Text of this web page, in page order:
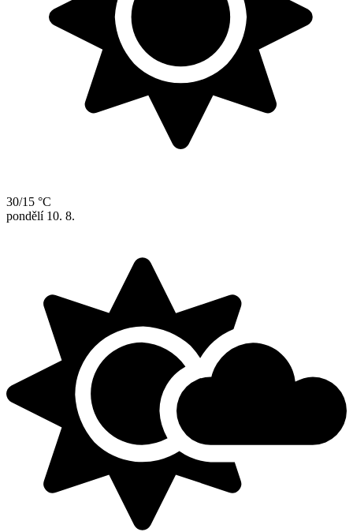
30/15 °C
pondělí 10. 8.